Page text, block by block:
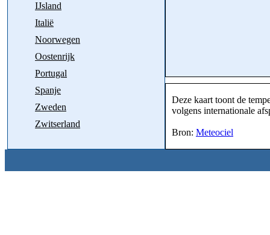
IJsland
Italië
Noorwegen
Oostenrijk
Portugal
Spanje
Zweden
Zwitserland
Deze kaart toont de
volgens internationale
Bron: Meteociel